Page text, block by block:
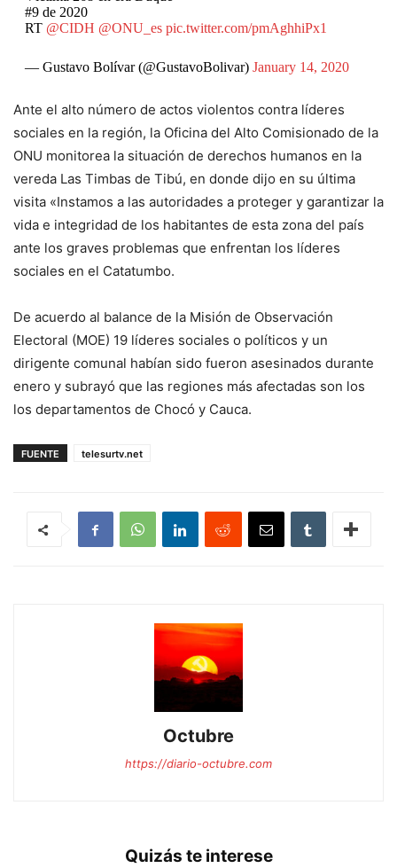
#9 de 2020
RT @CIDH @ONU_es pic.twitter.com/pmAghhiPx1
— Gustavo Bolívar (@GustavoBolivar) January 14, 2020
Ante el alto número de actos violentos contra líderes
sociales en la región, la Oficina del Alto Comisionado de la
ONU monitorea la situación de derechos humanos en la
vereda Las Timbas de Tibú, en donde dijo en su última
visita «Instamos a las autoridades a proteger y garantizar la
vida e integridad de los habitantes de esta zona del país
ante los graves problemas que enfrentan los líderes
sociales en el Catatumbo.
De acuerdo al balance de la Misión de Observación
Electoral (MOE) 19 líderes sociales o políticos y un
dirigente comunal habían sido fueron asesinados durante
enero y subrayó que las regiones más afectadas son los
los departamentos de Chocó y Cauca.
FUENTE telesurtv.net
Octubre
https://diario-octubre.com
Quizás te interese